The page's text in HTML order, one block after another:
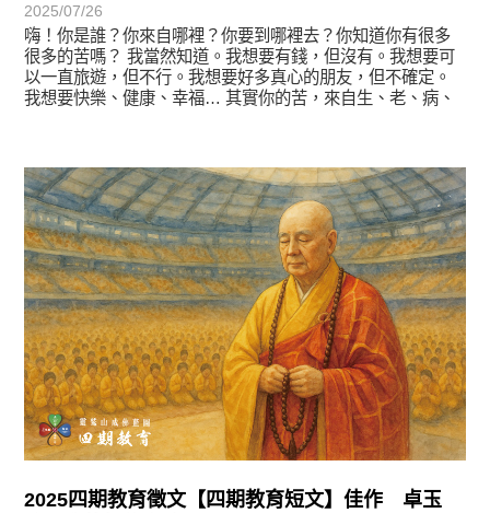
2025/07/26
嗨！你是誰？你來自哪裡？你要到哪裡去？你知道你有很多
很多的苦嗎？ 我當然知道。我想要有錢，但沒有。我想要可
以一直旅遊，但不行。我想要好多真心的朋友，但不確定。
我想要快樂、健康、幸福… 其實你的苦，來自生、老、病、
2025四期教育徵文【四期教育短文】佳作 卓玉
徵文賞析